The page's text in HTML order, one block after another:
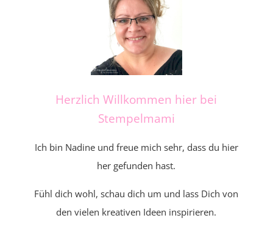
Herzlich Willkommen hier bei
Stempelmami
Ich bin Nadine und freue mich sehr, dass du hier
her gefunden hast.
Fühl dich wohl, schau dich um und lass Dich von
den vielen kreativen Ideen inspirieren.